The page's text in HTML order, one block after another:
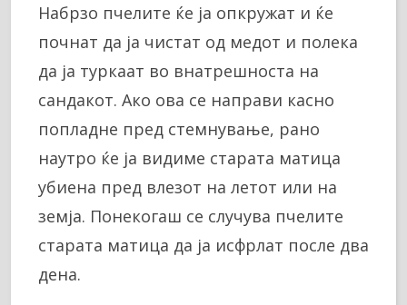
Набрзо пчелите ќе ја опкружат и ќе
почнат да ја чистат од медот и полека
да ја туркаат во внатрешноста на
сандакот. Ако ова се направи касно
попладне пред стемнување, рано
наутро ќе ја видиме старата матица
убиена пред влезот на летот или на
земја. Понекогаш се случува пчелите
старата матица да ја исфрлат после два
дена.